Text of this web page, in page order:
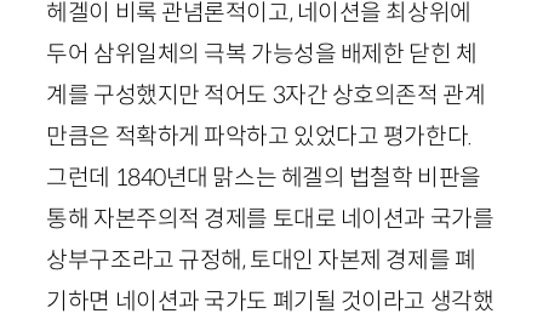
헤겔이 비록 관념론적이고, 네이션을 최상위에
두어 삼위일체의 극복 가능성을 배제한 닫힌 체
계를 구성했지만 적어도 3자간 상호의존적 관계
만큼은 적확하게 파악하고 있었다고 평가한다.
그런데 1840년대 맑스는 헤겔의 법철학 비판을
통해 자본주의적 경제를 토대로 네이션과 국가를
상부구조라고 규정해, 토대인 자본제 경제를 폐
기하면 네이션과 국가도 폐기될 것이라고 생각했